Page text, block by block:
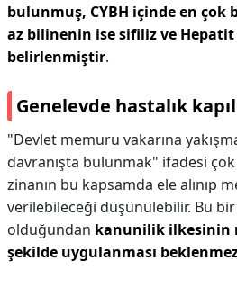
bulunmuş, CYBH içinde en çok
az bilinenin ise sifiliz ve Hepatit
belirlenmiştir.
Genelevde hastalık
"Devlet memuru vakarına
davranışta bulunmak" ifadesi
zinanın bu kapsamda ele alınıp
verilebileceği düşünülebilir. Bu bir
olduğundan kanunilik ilkesinin
şekilde uygulanması